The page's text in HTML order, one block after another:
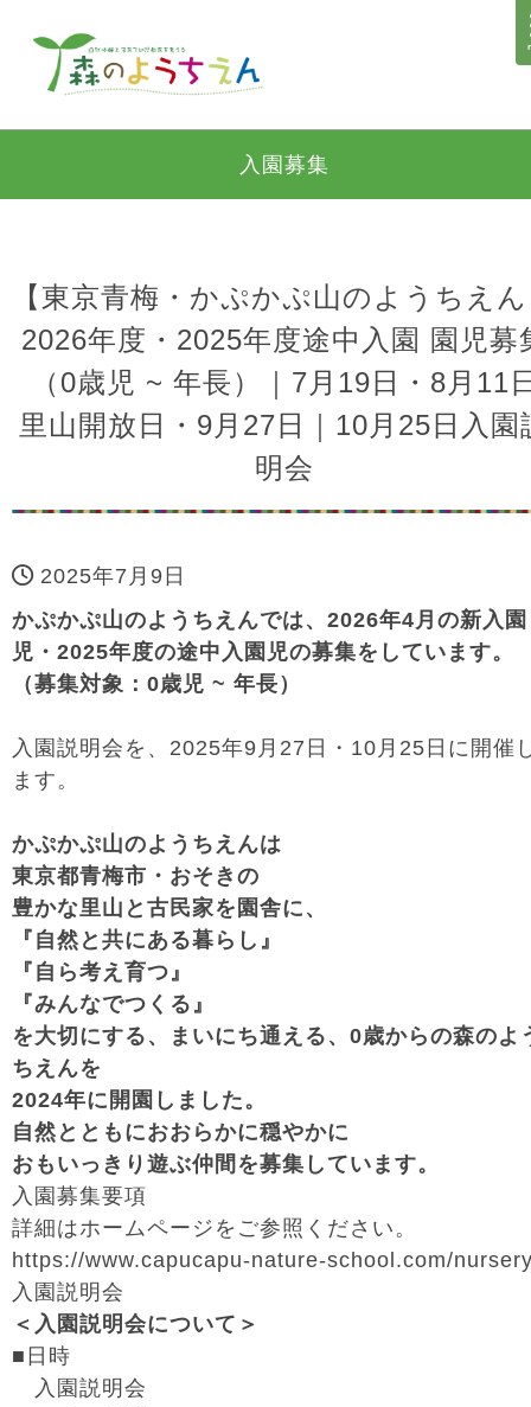
入園募集
【東京青梅・かぷかぷ山のようちえ
2026年度・2025年度途中入園 園児募
（0歳児 ~ 年長）｜7月19日・8月11
里山開放日・9月27日｜10月25日入園
明会
2025年7月9日
かぷかぷ山のようちえんでは、2026年4月の新入園
児・2025年度の途中入園児の募集をしています。
（募集対象：0歳児 ~ 年長）
入園説明会を、2025年9月27日・10月25日に開催
ます。
かぷかぷ山のようちえんは
東京都青梅市・おそきの
豊かな里山と古民家を園舎に、
『自然と共にある暮らし』
『自ら考え育つ』
『みんなでつくる』
を大切にする、まいにち通える、 0歳からの森のよ
ちえんを
2024年に開園しました。
自然とともにおおらかに穏やかに
おもいっきり遊ぶ仲間を募集しています。
入園募集要項
詳細はホームページをご参照ください。
https://www.capucapu-nature-school.com/
入園説明会
＜入園説明会について＞
■日時
入園説明会